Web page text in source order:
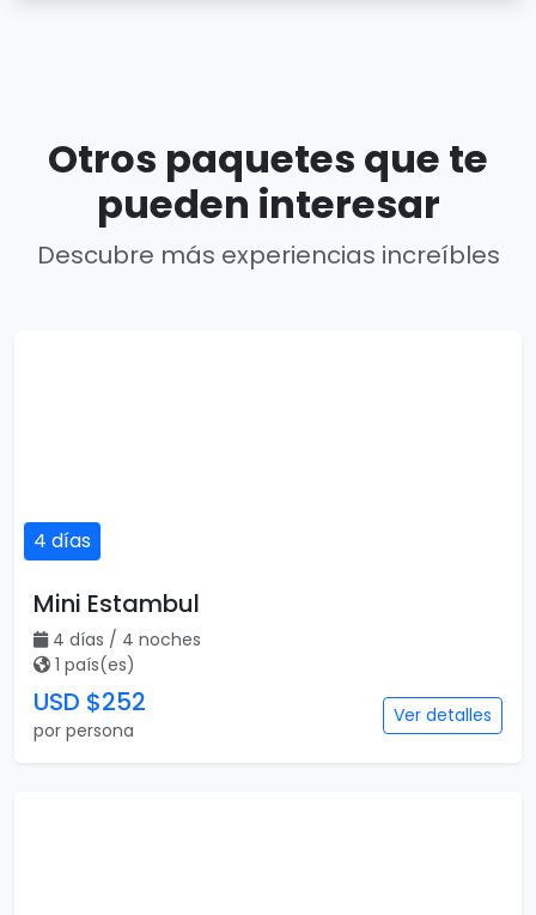
Otros paquetes que te
pueden interesar
Descubre más experiencias increíbles
4 días
Mini Estambul
4 días / 4 noches
1 país(es)
USD $252
por persona
Ver detalles